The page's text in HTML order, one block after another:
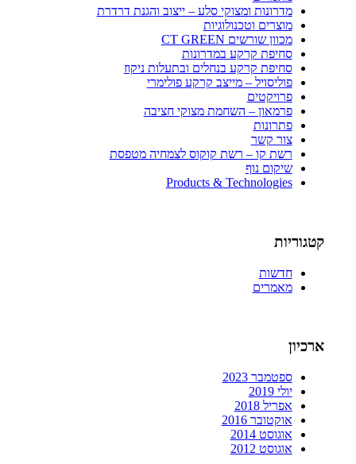
מדרונות ומצוקי סלע – ייצוב והגנת דרדרת
מוצרים וטכנולוגיות
מכוון שורשים CT GREEN
סחיפת קרקע במדרונות
סחיפת קרקע בנחלים ובתעלות ניקוז
פוליסויל – מייצב קרקע פולימרי
פרויקטים
פרמאון – השחמת מצוקי חציבה
פתרונות
צור קשר
רשת קו – רשת קוקוס לצמחיה מטפסת
שיקום נוף
Products & Technologies
קטגוריות
חדשות
מאמרים
ארכיון
ספטמבר 2023
יולי 2019
אפריל 2018
אוקטובר 2016
אוגוסט 2014
אוגוסט 2012